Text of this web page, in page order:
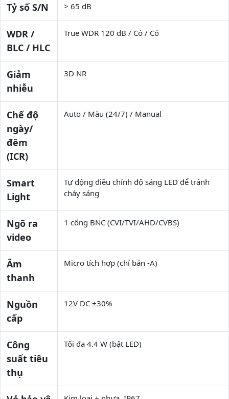
Tỷ số S/N > 65 dB
WDR /
BLC / HLC
True WDR 120 dB / Có / Có
Giảm
nhiễu
3D NR
Chế độ
ngày/
đêm
(ICR)
Auto / Màu (24/7) / Manual
Smart
Light
Tự động điều chỉnh độ sáng LED để tránh
cháy sáng
Ngõ ra
video
1 cổng BNC (CVI/TVI/AHD/CVBS)
Âm
thanh
Micro tích hợp (chỉ bản -A)
Nguồn
cấp
12V DC ±30%
Công
suất tiêu
thụ
Tối đa 4.4 W (bật LED)